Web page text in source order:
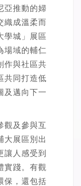
亞推動的婦
織成溫柔而
學城」展區
場域的輔仁
作與社區共
共同打造低
及邁向下一
觀及參與互
大展區別出
讓人感受到
實踐。有觀
保，還包括